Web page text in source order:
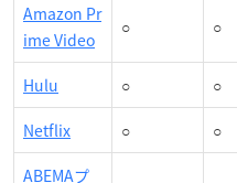
Amazon Pr
ime Video
○ ○
Hulu ○ ○
Netflix ○ ○
ABEMAプ